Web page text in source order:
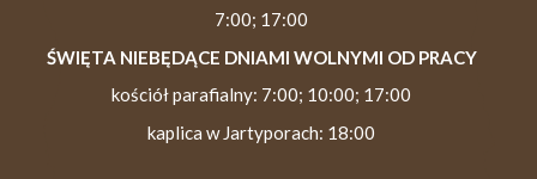
7:00; 17:00
ŚWIĘTA NIEBĘDĄCE DNIAMI WOLNYMI OD PRACY
kościół parafialny: 7:00; 10:00; 17:00
kaplica w Jartyporach: 18:00